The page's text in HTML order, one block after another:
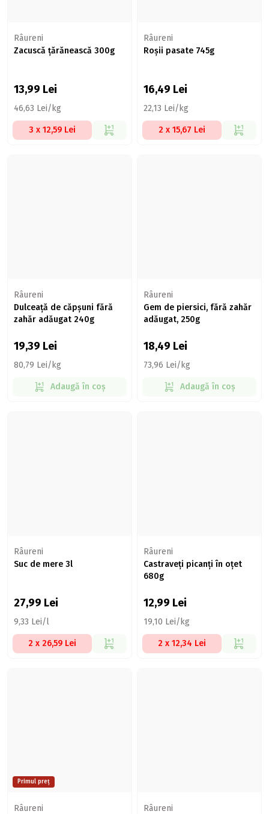
Râureni
Zacuscă țărănească 300g
13,99 Lei
46,63 Lei/kg
3 x 12,59 Lei
Râureni
Roșii pasate 745g
16,49 Lei
22,13 Lei/kg
2 x 15,67 Lei
Râureni
Dulceață de căpșuni fără
zahăr adăugat 240g
19,39 Lei
80,79 Lei/kg
Adaugă în coș
Râureni
Gem de piersici, fără zahăr
adăugat, 250g
18,49 Lei
73,96 Lei/kg
Adaugă în coș
Râureni
Suc de mere 3l
27,99 Lei
9,33 Lei/l
2 x 26,59 Lei
Râureni
Castraveți picanți în oțet
680g
12,99 Lei
19,10 Lei/kg
2 x 12,34 Lei
Primul preț
Râureni
Râureni